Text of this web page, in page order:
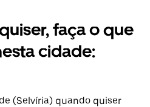
faça o que
cidade:
(Selvíria) quando quiser